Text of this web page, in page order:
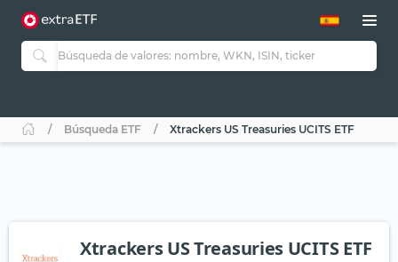
Búsqueda ETF Xtrackers US Treasuries UCITS ETF
Xtrackers US Treasuries UCITS ETF